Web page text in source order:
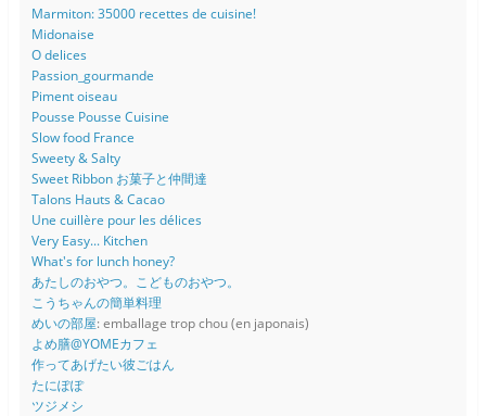
Marmiton: 35000 recettes de cuisine!
Midonaise
O delices
Passion_gourmande
Piment oiseau
Pousse Pousse Cuisine
Slow food France
Sweety & Salty
Sweet Ribbon お菓子と仲間達
Talons Hauts & Cacao
Une cuillère pour les délices
Very Easy... Kitchen
What's for lunch honey?
あたしのおやつ。こどものおやつ。
こうちゃんの簡単料理
めいの部屋: emballage trop chou (en japonais)
よめ膳@YOMEカフェ
作ってあげたい彼ごはん
たにぽぽ
ツジメシ